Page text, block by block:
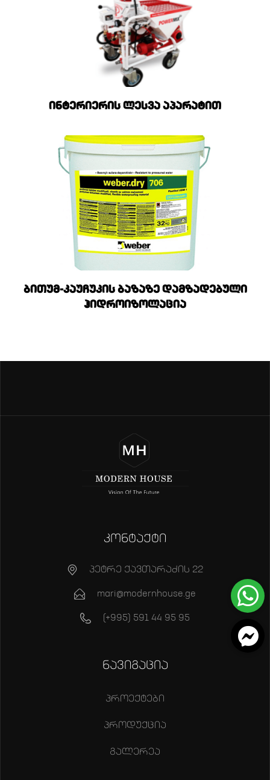
ინტერიერის ლესვა აპარატით
ბითუმ-კაუჩუკის ბაზაზე დამზადებული
ჰიდროიზოლაცია
კონტაქტი
პეტრე ქავთარაძის 22
mari@modernhouse.ge
(+995) 591 44 95 95
ნავიგაცია
პროექტები
პროდუქცია
გალერეა